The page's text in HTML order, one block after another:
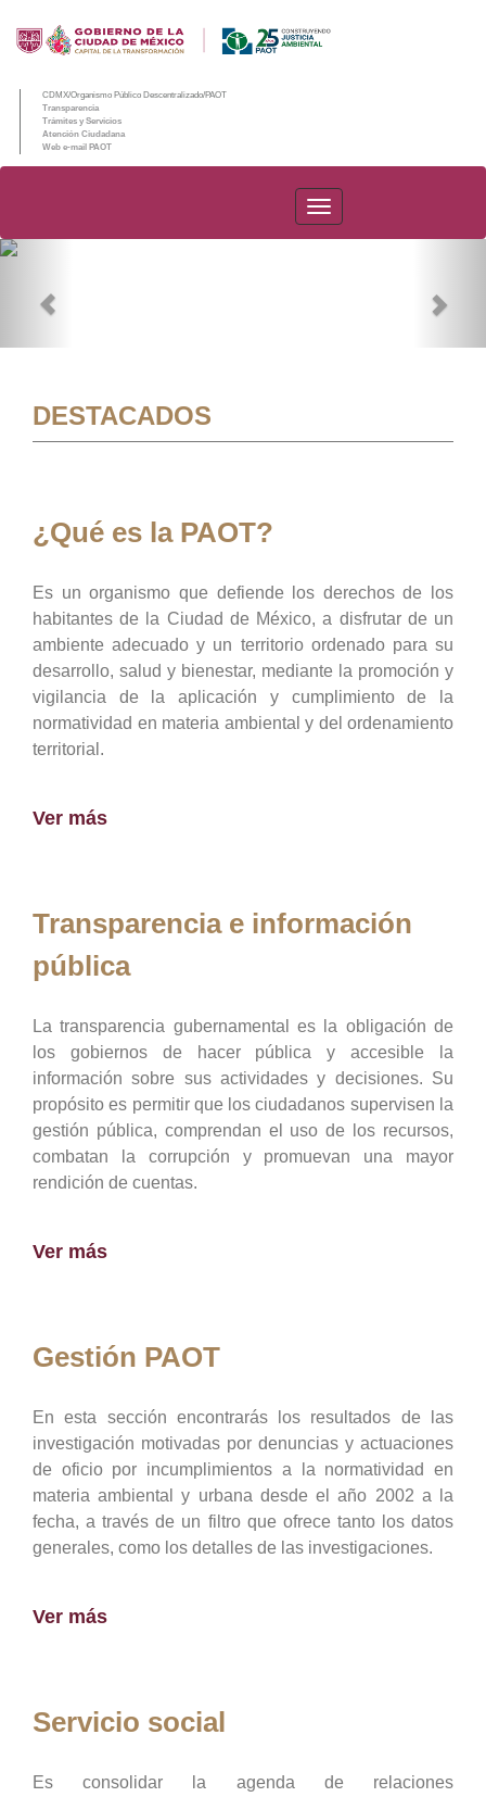
CDMX/Organismo Público Descentralizado/PAOT
Transparencia
Trámites y Servicios
Atención Ciudadana
Web e-mail PAOT
PAOT
DESTACADOS
¿Qué es la PAOT?
Es un organismo que defiende los derechos de los
habitantes de la Ciudad de México, a disfrutar de un
ambiente adecuado y un territorio ordenado para su
desarrollo, salud y bienestar, mediante la promoción y
vigilancia de la aplicación y cumplimiento de la
normatividad en materia ambiental y del ordenamiento
territorial.
Ver más
Transparencia e información
pública
La transparencia gubernamental es la obligación de
los gobiernos de hacer pública y accesible la
información sobre sus actividades y decisiones. Su
propósito es permitir que los ciudadanos supervisen la
gestión pública, comprendan el uso de los recursos,
combatan la corrupción y promuevan una mayor
rendición de cuentas.
Ver más
Gestión PAOT
En esta sección encontrarás los resultados de las
investigación motivadas por denuncias y actuaciones
de oficio por incumplimientos a la normatividad en
materia ambiental y urbana desde el año 2002 a la
fecha, a través de un filtro que ofrece tanto los datos
generales, como los detalles de las investigaciones.
Ver más
Servicio social
Es consolidar la agenda de relaciones